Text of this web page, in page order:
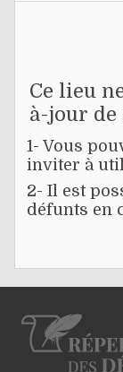
Ce lieu
à-jour de
1- Vous
inviter à
2- Il est
défunts en